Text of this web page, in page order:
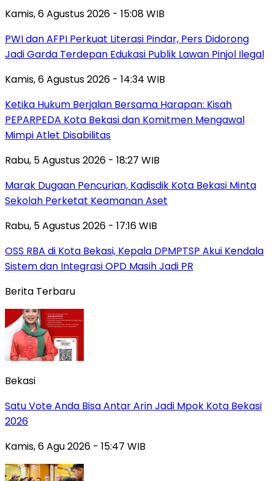
Kamis, 6 Agustus 2026 - 15:08 WIB
PWI dan AFPI Perkuat Literasi Pindar, Pers Didorong
Jadi Garda Terdepan Edukasi Publik Lawan Pinjol Ilegal
Kamis, 6 Agustus 2026 - 14:34 WIB
Ketika Hukum Berjalan Bersama Harapan: Kisah
PEPARPEDA Kota Bekasi dan Komitmen Mengawal
Mimpi Atlet Disabilitas
Rabu, 5 Agustus 2026 - 18:27 WIB
‎Marak Dugaan Pencurian, Kadisdik Kota Bekasi Minta
Sekolah Perketat Keamanan Aset
Rabu, 5 Agustus 2026 - 17:16 WIB
‎OSS RBA di Kota Bekasi, Kepala DPMPTSP Akui Kendala
Sistem dan Integrasi OPD Masih Jadi PR
Berita Terbaru
Bekasi
Satu Vote Anda Bisa Antar Arin Jadi Mpok Kota Bekasi
2026
Kamis, 6 Agu 2026 - 15:47 WIB